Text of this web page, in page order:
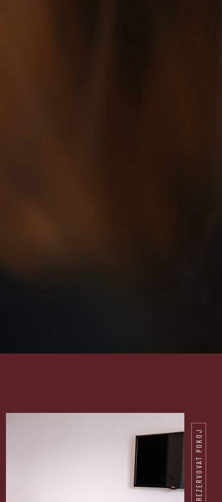
REZERVOVAT POKOJ